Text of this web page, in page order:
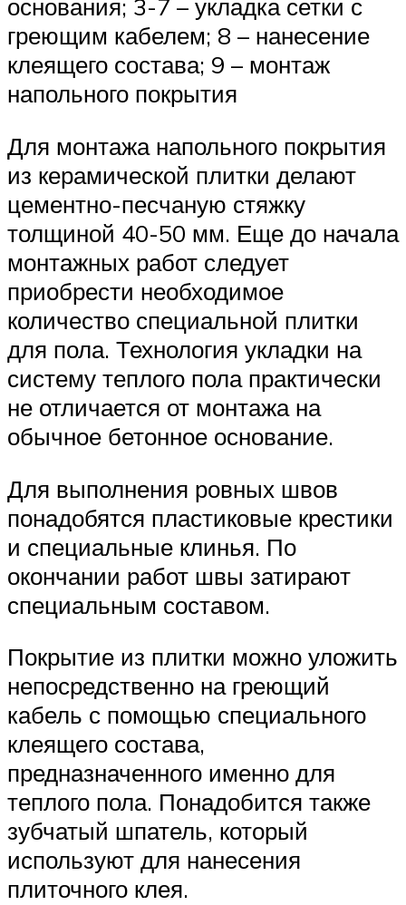
основания; 3-7 – укладка сетки с
греющим кабелем; 8 – нанесение
клеящего состава; 9 – монтаж
напольного покрытия
Для монтажа напольного покрытия
из керамической плитки делают
цементно-песчаную стяжку
толщиной 40-50 мм. Еще до начала
монтажных работ следует
приобрести необходимое
количество специальной плитки
для пола. Технология укладки на
систему теплого пола практически
не отличается от монтажа на
обычное бетонное основание.
Для выполнения ровных швов
понадобятся пластиковые крестики
и специальные клинья. По
окончании работ швы затирают
специальным составом.
Покрытие из плитки можно уложить
непосредственно на греющий
кабель с помощью специального
клеящего состава,
предназначенного именно для
теплого пола. Понадобится также
зубчатый шпатель, который
используют для нанесения
плиточного клея.